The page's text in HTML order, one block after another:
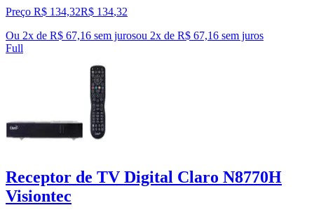
Preço R$ 134,32R$ 134,32
Ou 2x de R$ 67,16 sem jurosou 2x de R$ 67,16 sem juros
Full
Receptor de TV Digital Claro N8770H
Visiontec